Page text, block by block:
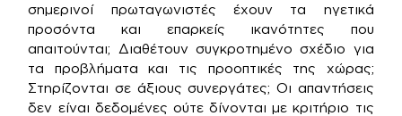
σημερινοί πρωταγωνιστές έχουν τα ηγετικά
προσόντα και επαρκείς ικανότητες που
απαιτούνται; Διαθέτουν συγκροτημένο σχέδιο για
τα προβλήματα και τις προοπτικές της χώρας;
Στηρίζονται σε άξιους συνεργάτες; Οι απαντήσεις
δεν είναι δεδομένες ούτε δίνονται με κριτήριο τις